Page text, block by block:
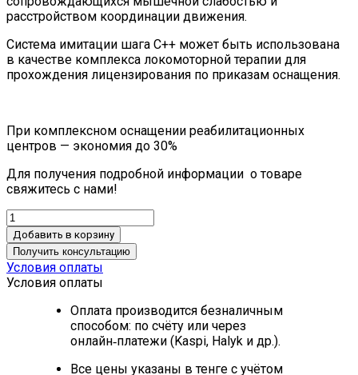
расстройством координации движения.
Система имитации шага С++ может быть использована
в качестве комплекса локомоторной терапии для
прохождения лицензирования по приказам оснащения.
При комплексном оснащении реабилитационных
центров — экономия до 30%
Для получения подробной информации о товаре
свяжитесь с нами!
Добавить в корзину
Получить консультацию
Условия оплаты
Условия оплаты
Оплата производится безналичным
способом: по счёту или через
онлайн‑платежи (Kaspi, Halyk и др.).
Все цены указаны в тенге с учётом